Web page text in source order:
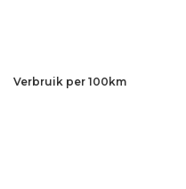
Verbruik per 100km